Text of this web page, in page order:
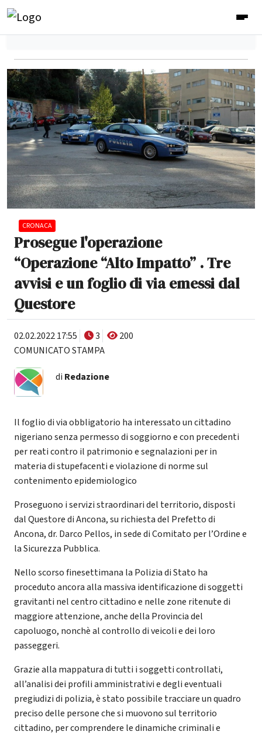
CRONACA
Prosegue l'operazione
“Operazione “Alto Impatto” . Tre
avvisi e un foglio di via emessi dal
Questore
02.02.2022 17:55 3
200
COMUNICATO STAMPA
di Redazione
Il foglio di via obbligatorio ha interessato un cittadino
nigeriano senza permesso di soggiorno e con precedenti
per reati contro il patrimonio e segnalazioni per in
materia di stupefacenti e violazione di norme sul
contenimento epidemiologico
Proseguono i servizi straordinari del territorio, disposti
dal Questore di Ancona, su richiesta del Prefetto di
Ancona, dr. Darco Pellos, in sede di Comitato per l’Ordine e
la Sicurezza Pubblica.
Nello scorso finesettimana la Polizia di Stato ha
proceduto ancora alla massiva identificazione di soggetti
gravitanti nel centro cittadino e nelle zone ritenute di
maggiore attenzione, anche della Provincia del
capoluogo, nonchè al controllo di veicoli e dei loro
passeggeri.
Grazie alla mappatura di tutti i soggetti controllati,
all’analisi dei profili amministrativi e degli eventuali
pregiudizi di polizia, è stato possibile tracciare un quadro
preciso delle persone che si muovono sul territorio
cittadino, per comprendere le dinamiche criminali e